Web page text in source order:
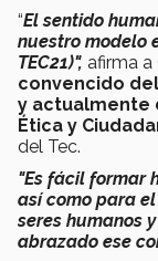
“El sentido
nuestro modelo
TEC21)", afirma a
convencido
y actualmente
Ética y
del Tec.
"Es fácil formar
así como para
seres humanos
abrazado ese